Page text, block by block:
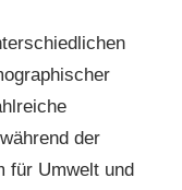
der
für Umwelt und